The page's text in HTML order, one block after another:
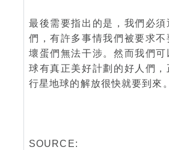
最後需要指出的是，我們必
們，有許多事情我們被要求不
壞蛋們無法干涉。然而我們可
球有真正美好計劃的好人們，
行星地球的解放很快就要到來。
SOURCE: